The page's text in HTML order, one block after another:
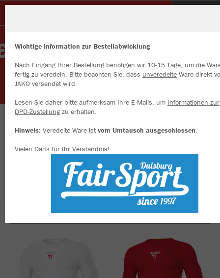
Herzlich willkommen an der Alsfeldroad
Wichtige Information zur Bestellabwicklung
Nach Eingang Ihrer Bestellung benötigen wir 10-15 Tage, um die
fertig zu veredeln. Bitte beachten Sie, dass unveredelte Ware direkt
JAKO versendet wird.
Lesen Sie daher bitte aufmerksam Ihre E-Mails, um Informationen zur
DPD-Zustellung zu erhalten.
Hinweis: Veredelte Ware istvom Umtausch ausgeschlossen.
Vielen Dank für Ihr Verständnis!
Wir verwenden Cookies
Inhalte anzeigen und unsere Website verbessern. Weitere
zu den Cookies findest Du in den Einstellungen.
Alle akzeptieren
Alle ablehnen
mehr Infos
Datenschutz
Impressum